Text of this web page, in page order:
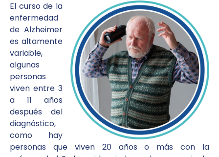
El curso de la
enfermedad
de Alzheimer
es altamente
variable,
algunas
personas
viven entre 3
a 11 años
después del
diagnóstico,
como hay
personas que viven 20 años o más con la